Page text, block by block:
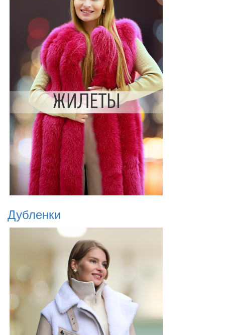
Дубленки